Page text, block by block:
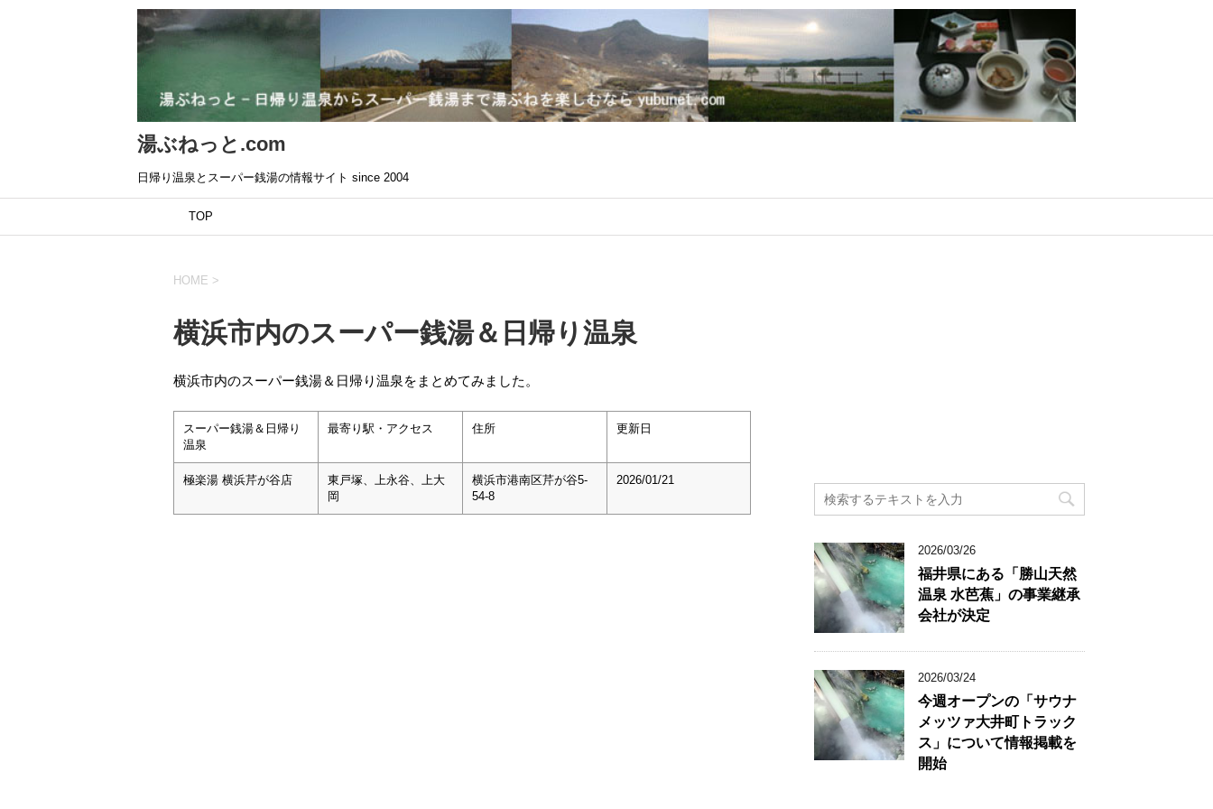
湯ぶねっと.com
日帰り温泉とスーパー銭湯の情報サイト since 2004
TOP
HOME >
横浜市内のスーパー銭湯＆日帰り温泉
横浜市内のスーパー銭湯＆日帰り温泉をまとめてみました。
スーパー銭湯＆日帰り
温泉
最寄り駅・アクセス 住所 更新日
極楽湯 横浜芹が谷店
東戸塚、上永谷、上大
岡
横浜市港南区芹が谷5-
54-8
2026/01/21
2026/03/26
福井県にある「勝山天然
温泉 水芭蕉」の事業継承
会社が決定
2026/03/24
今週オープンの「サウナ
メッツァ大井町トラック
ス」について情報掲載を
開始